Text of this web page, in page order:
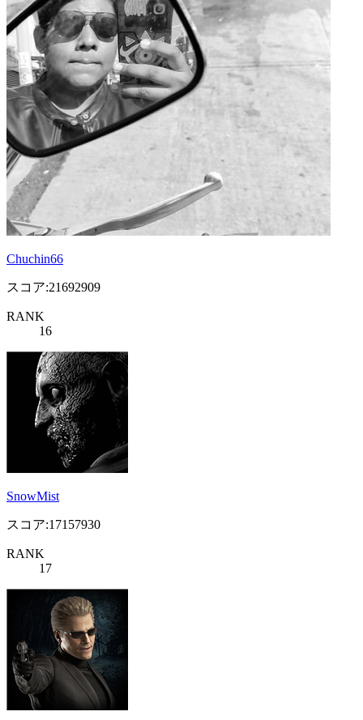
Chuchin66
スコア:21692909
RANK
16
SnowMist
スコア:17157930
RANK
17